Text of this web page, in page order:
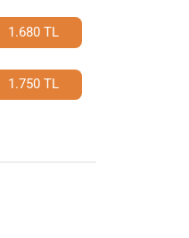
1.680 TL
1.750 TL